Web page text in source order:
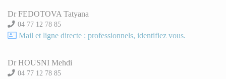
Dr FEDOTOVA Tatyana
04 77 12 78 85
Mail et ligne directe : professionnels, identifiez vous.
Dr HOUSNI Mehdi
04 77 12 78 85